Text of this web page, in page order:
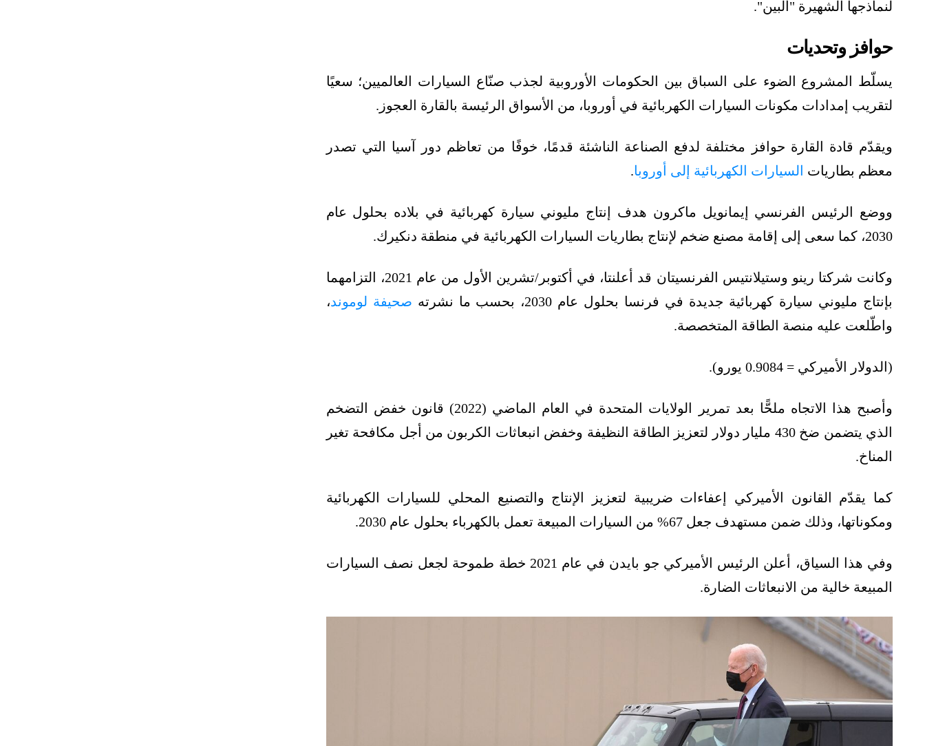
لنماذجها الشهيرة "ألبين".
حوافز وتحديات
يسلّط المشروع الضوء على السباق بين الحكومات الأوروبية لجذب صنّاع السيارات العالميين؛ سعيًا
لتقريب إمدادات مكونات السيارات الكهربائية في أوروبا، من الأسواق الرئيسة بالقارة العجوز.
ويقدّم قادة القارة حوافز مختلفة لدفع الصناعة الناشئة قدمًا، خوفًا من تعاظم دور آسيا التي تصدر
معظم بطاريات السيارات الكهربائية إلى أوروبا.
ووضع الرئيس الفرنسي إيمانويل ماكرون هدف إنتاج مليوني سيارة كهربائية في بلاده بحلول عام
2030، كما سعى إلى إقامة مصنع ضخم لإنتاج بطاريات السيارات الكهربائية في منطقة دنكيرك.
وكانت شركتا رينو وستيلانتيس الفرنسيتان قد أعلنتا، في أكتوبر/تشرين الأول من عام 2021، التزامهما
بإنتاج مليوني سيارة كهربائية جديدة في فرنسا بحلول عام 2030، بحسب ما نشرته
صحيفة لوموند،
واطّلعت عليه منصة الطاقة المتخصصة.
(الدولار الأميركي = 0.9084 يورو).
وأصبح هذا الاتجاه ملحًّا بعد تمرير الولايات المتحدة في العام الماضي (2022) قانون خفض التضخم
الذي يتضمن ضخ 430 مليار دولار لتعزيز الطاقة النظيفة وخفض انبعاثات الكربون من أجل مكافحة تغير
المناخ.
كما يقدّم القانون الأميركي إعفاءات ضريبية لتعزيز الإنتاج والتصنيع المحلي للسيارات الكهربائية
ومكوناتها، وذلك ضمن مستهدف جعل 67% من السيارات المبيعة تعمل بالكهرباء بحلول عام 2030.
وفي هذا السياق، أعلن الرئيس الأميركي جو بايدن في عام 2021 خطة طموحة لجعل نصف السيارات
المبيعة خالية من الانبعاثات الضارة.